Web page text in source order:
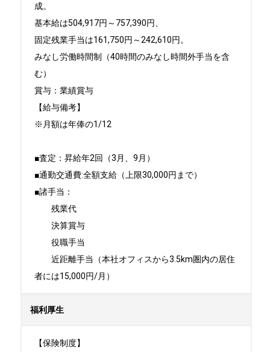
成。
基本給は504,917円～757,390円、
固定残業手当は161,750円～242,610円。
みなし労働時間制（40時間のみなし時間外手当を含
む）
賞与：業績賞与
【給与備考】
※月額は年俸の1/12
■査定：昇給年2回（3月、9月）
■通勤交通費:全額支給（上限30,000円まで）
■諸手当：
残業代
決算賞与
役職手当
近距離手当（本社オフィスから3.5km圏内の居住
者には15,000円/月）
福利厚生
【保険制度】